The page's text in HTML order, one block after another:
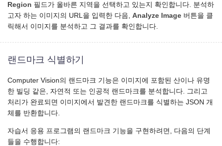
Region 필드가 올바른 지역을 선택하고 있는지 확인합니다. 분석하
고자 하는 이미지의 URL을 입력한 다음, Analyze Image 버튼을 클
릭해서 이미지를 분석하고 그 결과를 확인합니다.
랜드마크 식별하기
Computer Vision의 랜드마크 기능은 이미지에 포함된 산이나 유명
한 빌딩 같은, 자연적 또는 인공적 랜드마크를 분석합니다. 그리고
처리가 완료되면 이미지에서 발견한 랜드마크를 식별하는 JSON 개
체를 반환합니다.
자습서 응용 프로그램의 랜드마크 기능을 구현하려면, 다음의 단계
들을 수행합니다: